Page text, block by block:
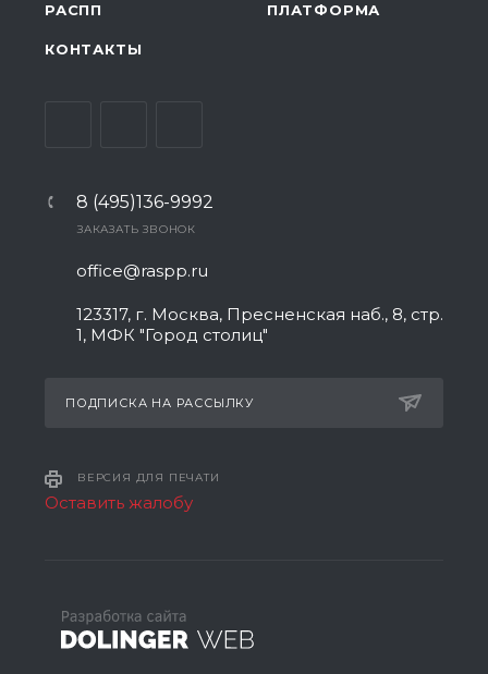
РАСПП
ПЛАТФОРМА
КОНТАКТЫ
8 (495)136-9992
ЗАКАЗАТЬ ЗВОНОК
office@raspp.ru
123317, г. Москва, Пресненская наб., 8, стр.
1, МФК "Город столиц"
ПОДПИСКА НА РАССЫЛКУ
ВЕРСИЯ ДЛЯ ПЕЧАТИ
Оставить жалобу